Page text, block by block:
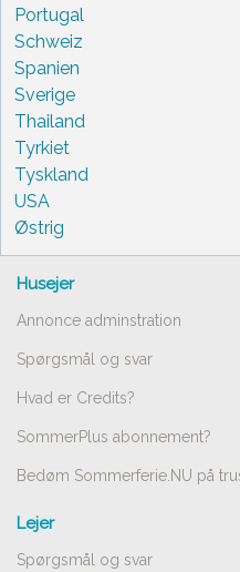
Portugal
Schweiz
Spanien
Sverige
Thailand
Tyrkiet
Tyskland
USA
Østrig
Husejer
Annonce adminstration
Spørgsmål og svar
Hvad er Credits?
SommerPlus abonnement?
Bedøm Sommerferie.NU på
Lejer
Spørgsmål og svar